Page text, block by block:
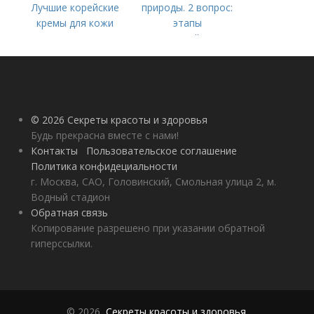
Лучшие корейские
кремы для кожи
году
природы. 2 вопрос:
этапы
взаимодействия
природного и
© 2026 Секреты красоты и здоровья
Будь прекрасна вместе с нами!
Контакты
Пользовательское соглашение
Политика конфидециальности
г. Москва, САО, Головинский, Смольная улица 2, м.
Водный стадион
Обратная связь
Копирование разрешено при указании обратной
гиперссылки.